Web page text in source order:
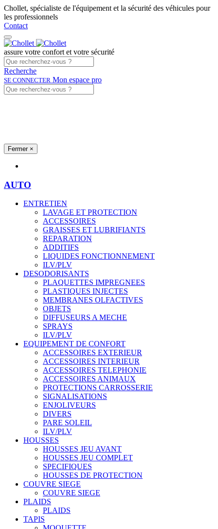
Chollet, spécialiste de l'équipement et la sécurité des véhicules pour
les professionnels
Contact
assure votre confort et votre sécurité
Recherche
SE CONNECTER Mon espace pro
Fermer ×
AUTO
ENTRETIEN
LAVAGE ET PROTECTION
ACCESSOIRES
GRAISSES ET LUBRIFIANTS
REPARATION
ADDITIFS
LIQUIDES FONCTIONNEMENT
ILV/PLV
DESODORISANTS
PLAQUETTES IMPREGNEES
PLASTIQUES INJECTES
MEMBRANES OLFACTIVES
OBJETS
DIFFUSEURS A MECHE
SPRAYS
ILV/PLV
EQUIPEMENT DE CONFORT
ACCESSOIRES EXTERIEUR
ACCESSOIRES INTERIEUR
ACCESSOIRES TELEPHONIE
ACCESSOIRES ANIMAUX
PROTECTIONS CARROSSERIE
SIGNALISATIONS
ENJOLIVEURS
DIVERS
PARE SOLEIL
ILV/PLV
HOUSSES
HOUSSES JEU AVANT
HOUSSES JEU COMPLET
SPECIFIQUES
HOUSSES DE PROTECTION
COUVRE SIEGE
COUVRE SIEGE
PLAIDS
PLAIDS
TAPIS